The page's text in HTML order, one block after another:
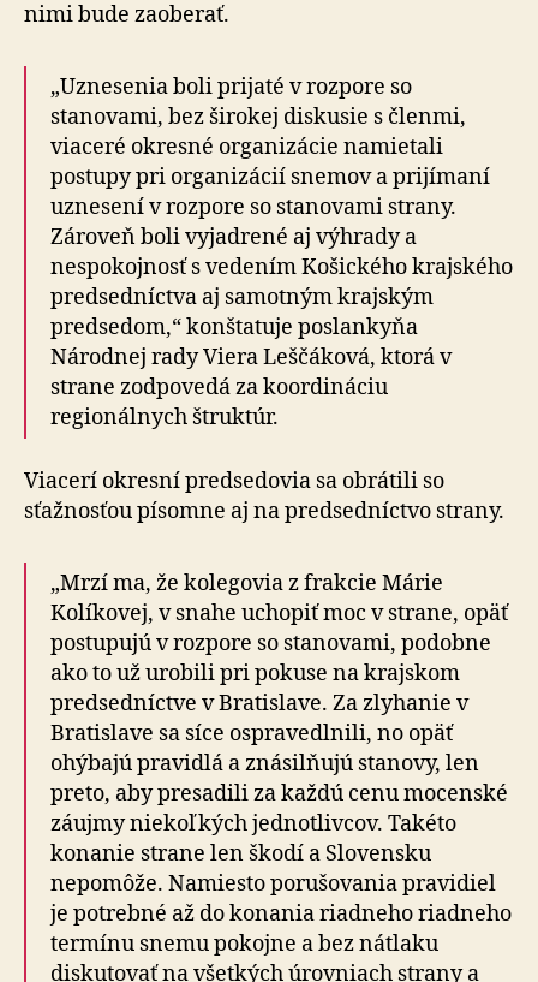
nimi bude zaoberať.
„Uznesenia boli prijaté v rozpore so
stanovami, bez širokej diskusie s členmi,
viaceré okresné organizácie namietali
postupy pri organizácií snemov a prijímaní
uznesení v rozpore so stanovami strany.
Zároveň boli vyjadrené aj výhrady a
nespokojnosť s vedením Košického krajského
predsedníctva aj samotným krajským
predsedom,“ konštatuje poslankyňa
Národnej rady Viera Leščáková, ktorá v
strane zodpovedá za koordináciu
regionálnych štruktúr.
Viacerí okresní predsedovia sa obrátili so
sťažnosťou písomne aj na predsedníctvo strany.
„Mrzí ma, že kolegovia z frakcie Márie
Kolíkovej, v snahe uchopiť moc v strane, opäť
postupujú v rozpore so stanovami, podobne
ako to už urobili pri pokuse na krajskom
predsedníctve v Bratislave. Za zlyhanie v
Bratislave sa síce ospravedlnili, no opäť
ohýbajú pravidlá a znásilňujú stanovy, len
preto, aby presadili za každú cenu mocenské
záujmy niekoľkých jednotlivcov. Takéto
konanie strane len škodí a Slovensku
nepomôže. Namiesto porušovania pravidiel
je potrebné až do konania riadneho riadneho
termínu snemu pokojne a bez nátlaku
diskutovať na všetkých úrovniach strany a